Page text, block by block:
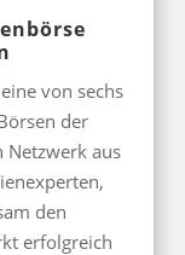
von sechs
der
Netzwerk aus
den
erfolgreich